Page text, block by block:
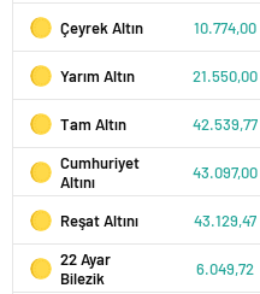
Çeyrek Altın 10.774,00
Yarım Altın 21.550,00
Tam Altın 42.539,77
Cumhuriyet
Altını
43.097,00
Reşat Altını 43.129,47
22 Ayar
Bilezik
6.049,72